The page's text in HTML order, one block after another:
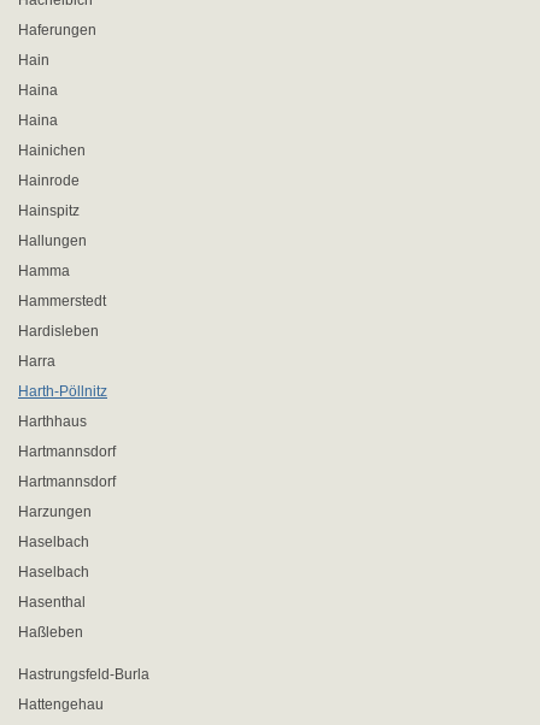
Haferungen
Hain
Haina
Haina
Hainichen
Hainrode
Hainspitz
Hallungen
Hamma
Hammerstedt
Hardisleben
Harra
Harth-Pöllnitz
Harthhaus
Hartmannsdorf
Hartmannsdorf
Harzungen
Haselbach
Haselbach
Hasenthal
Haßleben
Hastrungsfeld-Burla
Hattengehau